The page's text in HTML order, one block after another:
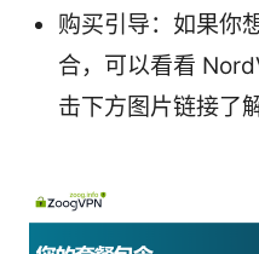
购买引导：如果你
合，可以看看
击下方图片链接了